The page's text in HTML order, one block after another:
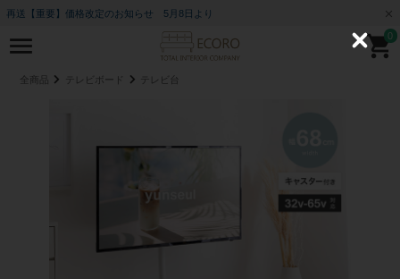
再送【重要】価格改定のお知らせ 5月8日より
0
全商品 テレビボード テレビ台
C